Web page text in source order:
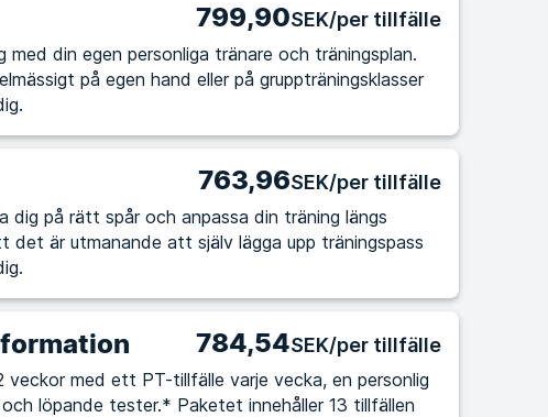
799,90SEK/per tillfälle
din egen personliga tränare och träningsplan.
på egen hand eller på gruppträningsklasser
763,96SEK/per tillfälle
dig på rätt spår och anpassa din träning längs
784,54SEK/per tillfälle
veckor med ett PT-tillfälle varje vecka, en personlig
löpande tester.* Paketet innehåller 13 tillfällen